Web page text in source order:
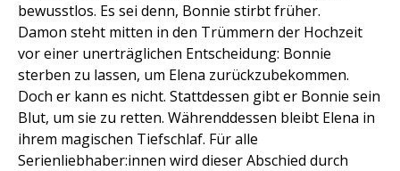
bewusstlos. Es sei denn, Bonnie stirbt früher.
Damon steht mitten in den Trümmern der Hochzeit
vor einer unerträglichen Entscheidung: Bonnie
sterben zu lassen, um Elena zurückzubekommen.
Doch er kann es nicht. Stattdessen gibt er Bonnie sein
Blut, um sie zu retten. Währenddessen bleibt Elena in
ihrem magischen Tiefschlaf. Für alle
Serienliebhaber:innen wird dieser Abschied durch